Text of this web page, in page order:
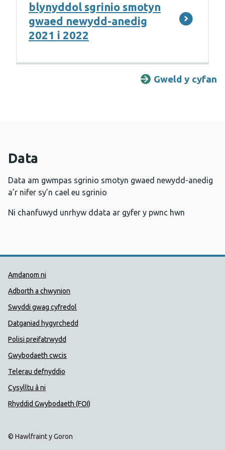
blynyddol sgrinio smotyn
gwaed newydd-anedig
2021 i 2022
Gweld y cyfan
Data
Data am gwmpas sgrinio smotyn gwaed newydd-anedig
a’r nifer sy’n cael eu sgrinio
Ni chanfuwyd unrhyw ddata ar gyfer y pwnc hwn
Dolenni Cymorth Iechyd
Amdanom ni
Adborth a chwynion
Swyddi gwag cyfredol
Datganiad hygyrchedd
Polisi preifatrwydd
Gwybodaeth cwcis
Telerau defnyddio
Cysylltu â ni
Rhyddid Gwybodaeth (FOI)
© Hawlfraint y Goron